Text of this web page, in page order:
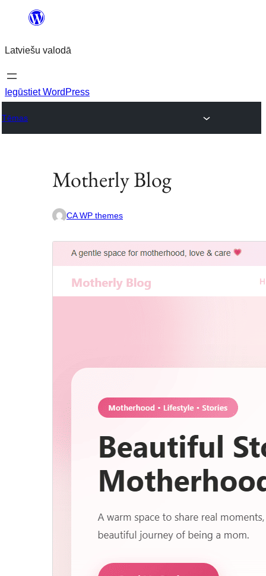
Pāriet
saturu
Latviešu valodā
Iegūstiet WordPress
Tēmas
Motherly Blog
CA WP themes